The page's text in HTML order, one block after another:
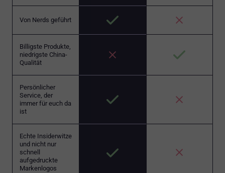
Von Nerds geführt
Billigste Produkte,
niedrigste China-
Qualität
Persönlicher
Service, der
immer für euch da
ist
Echte Insiderwitze
und nicht nur
schnell
aufgedruckte
Markenlogos